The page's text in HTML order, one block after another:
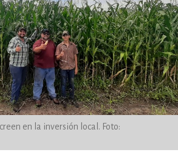
en la inversión local. Foto: